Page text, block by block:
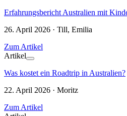
Erfahrungsbericht Australien mit
26. April 2026 · Till, Emilia
Zum Artikel
Artikel
Was kostet ein Roadtrip in Australien?
22. April 2026 · Moritz
Zum Artikel